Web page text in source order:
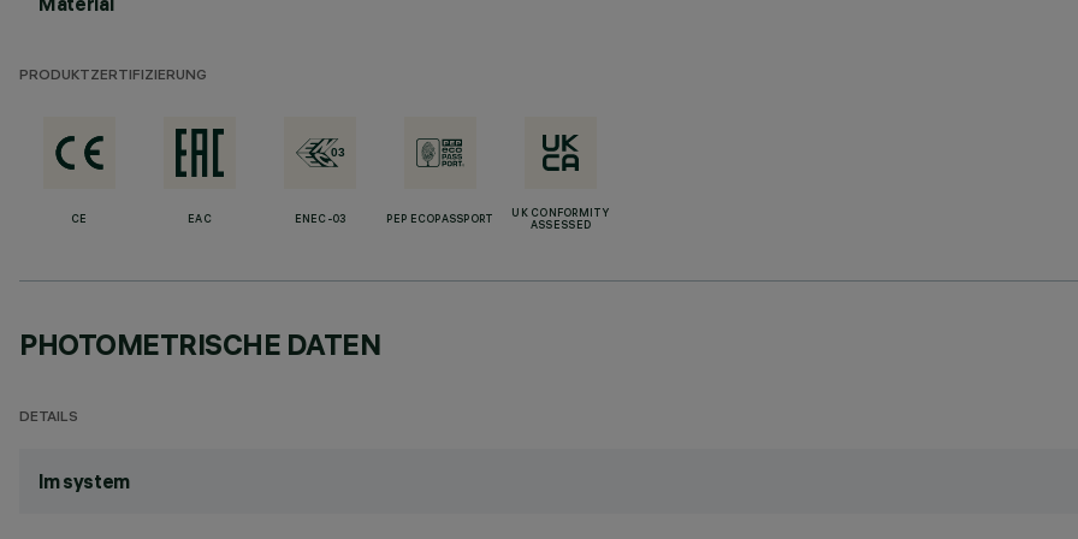
PRODUKTZERTIFIZIERUNG
CE EAC ENEC-03 PEP ECOPASSPORT
UK CONFORMITY
ASSESSED
PHOTOMETRISCHE DATEN
DETAILS
lm system